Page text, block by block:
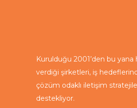
Kurulduğu 2001’den bu
verdiği şirketleri, iş
çözüm odaklı iletişim
destekliyor.